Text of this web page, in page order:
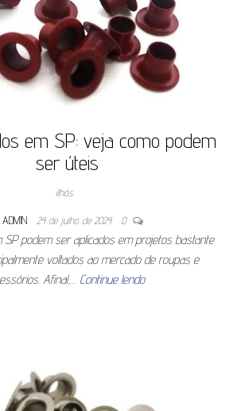
em SP: veja como podem
ser úteis
ilhós
ADMIN 24 de julho de 2024 0
SP podem ser aplicados em projetos bastante
voltados ao mercado de roupas e
Afinal,… Continue lendo